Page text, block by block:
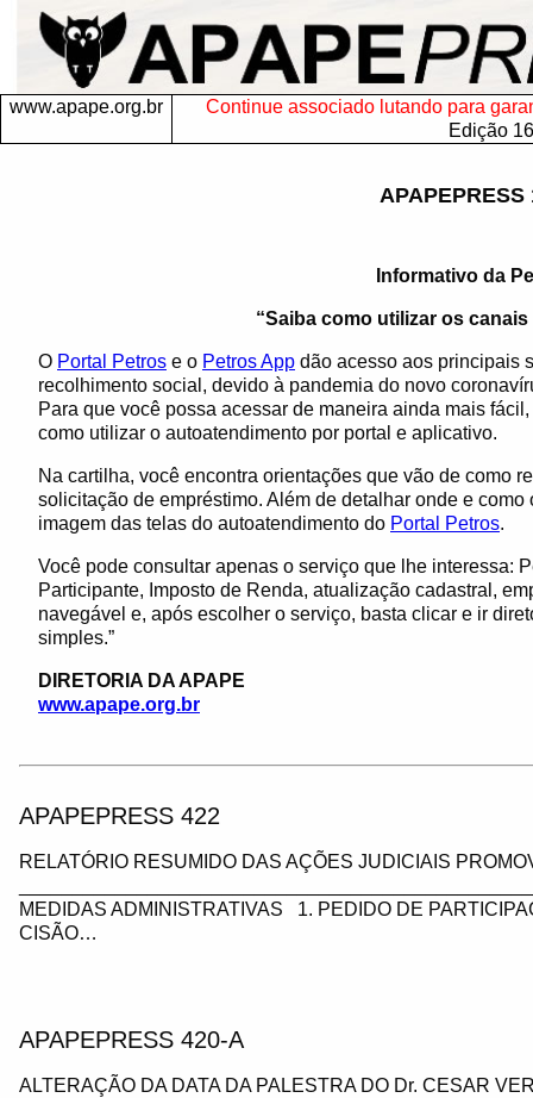
www.apape.org.br
Continue associado lutando para
Edição
APAPEPRESS
Informativo da
“Saiba como utilizar os
O Portal Petros e o Petros App dão acesso aos principais
recolhimento social, devido à pandemia do novo
Para que você possa acessar de maneira ainda mais
como utilizar o autoatendimento por portal e aplicativo.
Na cartilha, você encontra orientações que vão de como
solicitação de empréstimo. Além de detalhar onde e
imagem das telas do autoatendimento do Portal Petros.
Você pode consultar apenas o serviço que lhe interessa:
Participante, Imposto de Renda, atualização cadastral,
navegável e, após escolher o serviço, basta clicar e ir
simples.”
DIRETORIA DA APAPE
www.apape.org.br
APAPEPRESS 422
RELATÓRIO RESUMIDO DAS AÇÕES JUDICIAIS
MEDIDAS ADMINISTRATIVAS 1. PEDIDO DE
CISÃO…
APAPEPRESS 420-A
ALTERAÇÃO DA DATA DA PALESTRA DO Dr. CESAR